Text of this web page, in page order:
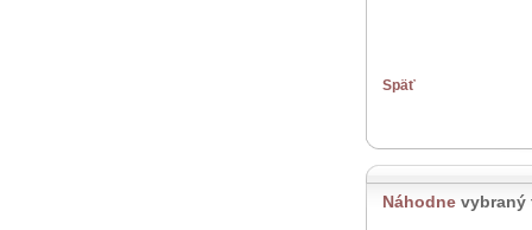
Späť
Náhodne vybraný